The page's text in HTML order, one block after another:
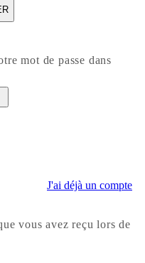
le calcul du denivelé
mot de passe dans
J'ai déjà un compte
vous avez reçu lors de